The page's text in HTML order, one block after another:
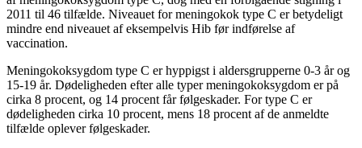
2011 til 46 tilfælde. Niveauet for meningokok type C er betydeligt
mindre end niveauet af eksempelvis Hib før indførelse af
vaccination.
Meningokoksygdom type C er hyppigst i aldersgrupperne 0-3 år og
15-19 år. Dødeligheden efter alle typer meningokoksygdom er på
cirka 8 procent, og 14 procent får følgeskader. For type C er
dødeligheden cirka 10 procent, mens 18 procent af de anmeldte
tilfælde oplever følgeskader.